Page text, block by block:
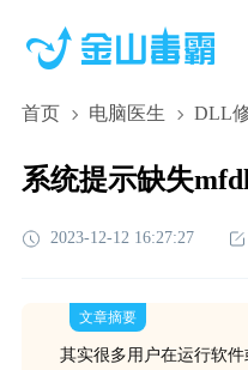
首页 电脑医生 DLL
系统提示缺失
2023-12-12 16:27:27
文章摘要
其实很多用户在运行软